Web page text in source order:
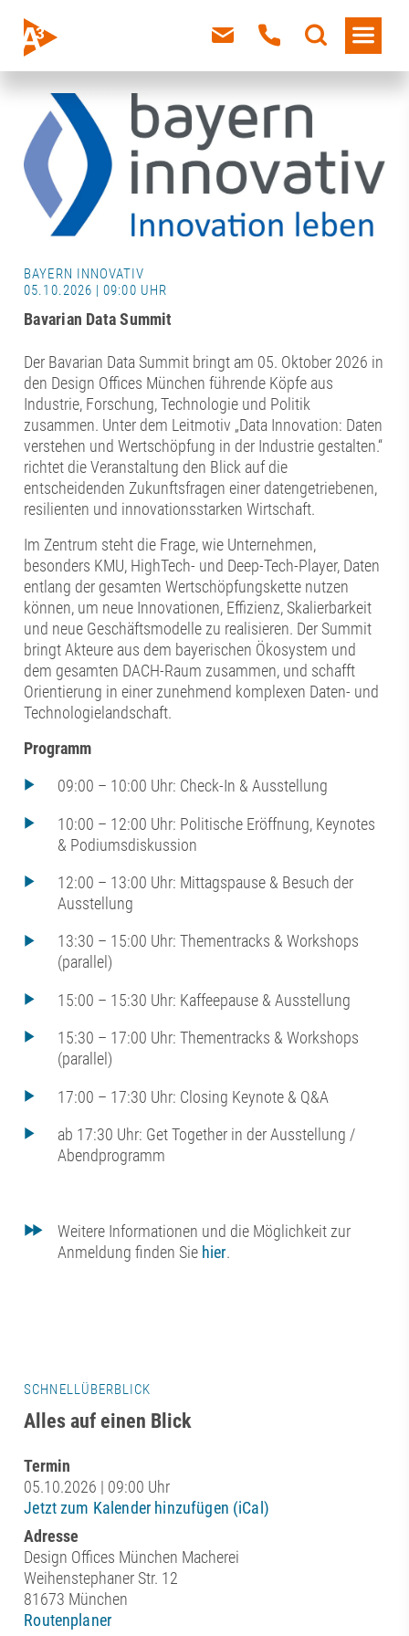
BAYERN INNOVATIV
05.10.2026 | 09:00 UHR
Bavarian Data Summit
Der Bavarian Data Summit bringt am 05. Oktober 2026 in
den Design Offices München führende Köpfe aus
Industrie, Forschung, Technologie und Politik
zusammen. Unter dem Leitmotiv „Data Innovation: Daten
verstehen und Wertschöpfung in der Industrie gestalten.“
richtet die Veranstaltung den Blick auf die
entscheidenden Zukunftsfragen einer datengetriebenen,
resilienten und innovationsstarken Wirtschaft.
Im Zentrum steht die Frage, wie Unternehmen,
besonders KMU, HighTech- und Deep-Tech-Player, Daten
entlang der gesamten Wertschöpfungskette nutzen
können, um neue Innovationen, Effizienz, Skalierbarkeit
und neue Geschäftsmodelle zu realisieren. Der Summit
bringt Akteure aus dem bayerischen Ökosystem und
dem gesamten DACH-Raum zusammen, und schafft
Orientierung in einer zunehmend komplexen Daten- und
Technologielandschaft.
Programm
09:00 – 10:00 Uhr: Check-In & Ausstellung
10:00 – 12:00 Uhr: Politische Eröffnung, Keynotes
& Podiumsdiskussion
12:00 – 13:00 Uhr: Mittagspause & Besuch der
Ausstellung
13:30 – 15:00 Uhr: Thementracks & Workshops
(parallel)
15:00 – 15:30 Uhr: Kaffeepause & Ausstellung
15:30 – 17:00 Uhr: Thementracks & Workshops
(parallel)
17:00 – 17:30 Uhr: Closing Keynote & Q&A
ab 17:30 Uhr: Get Together in der Ausstellung /
Abendprogramm
Weitere Informationen und die Möglichkeit zur
Anmeldung finden Sie hier.
SCHNELLÜBERBLICK
Alles auf einen Blick
Termin
05.10.2026 | 09:00 Uhr
Jetzt zum Kalender hinzufügen (iCal)
Adresse
Design Offices München Macherei
Weihenstephaner Str. 12
81673 München
Routenplaner